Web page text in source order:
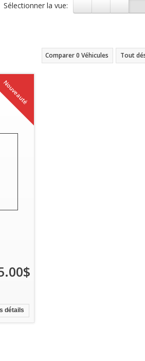
Sélectionner la vue:
Tout
Comparer0 Véhicules
Nouveauté
détails